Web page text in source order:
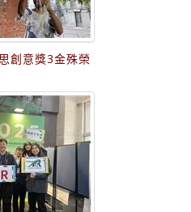
創意獎3金殊榮